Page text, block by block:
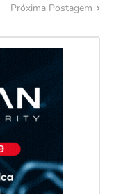
Próxima Postagem